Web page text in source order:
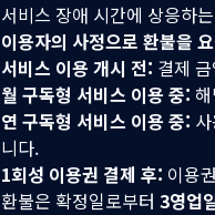
서비스 장애 시간에 상응하
이용자의 사정으로 환불을
서비스 이용 개시 전: 결제
월 구독형 서비스 이용 중:
연 구독형 서비스 이용 중:
니다.
1회성 이용권 결제 후: 이용
환불은 확정일로부터 3영업